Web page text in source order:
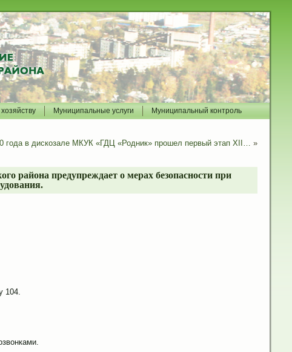
Муниципальные услуги Муниципальный контроль
года в дискозале МКУК «ГДЦ «Родник» прошел первый этап XII… »
района предупреждает о мерах безопасности при
104.